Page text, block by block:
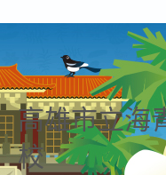
高雄市立海
校